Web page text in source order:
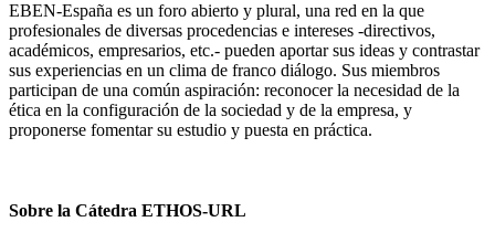
EBEN-España es un foro abierto y plural, una red en la que
profesionales de diversas procedencias e intereses -directivos,
académicos, empresarios, etc.- pueden aportar sus ideas y contrastar
sus experiencias en un clima de franco diálogo. Sus miembros
participan de una común aspiración: reconocer la necesidad de la
ética en la configuración de la sociedad y de la empresa, y
proponerse fomentar su estudio y puesta en práctica.
Sobre la Cátedra ETHOS-URL